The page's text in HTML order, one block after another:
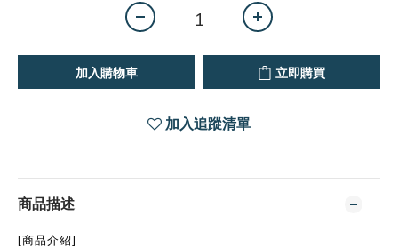
加入購物車 立即購買
加入追蹤清單
商品描述
[商品介紹]